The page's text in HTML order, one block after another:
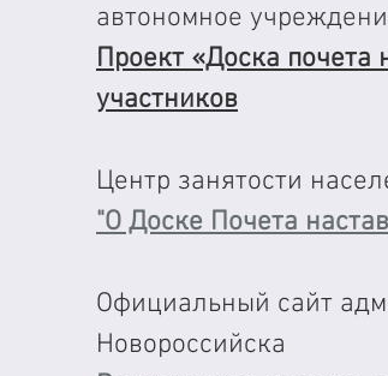
автономное
Проект «Доска почета
участников
Центр занятости
"О Доске Почета
Официальный сайт
Новороссийска